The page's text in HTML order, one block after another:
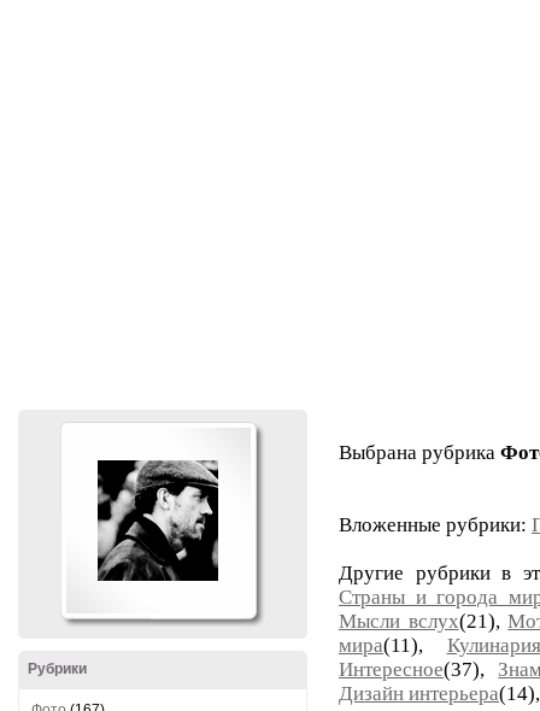
Рубрики
Выбрана рубрика
Вложенные рубрики:
Другие рубрики в
Страны и города
Мысли вслух(21),
мира(11), Кулинария
Интересное(37),
Дизайн интерьера